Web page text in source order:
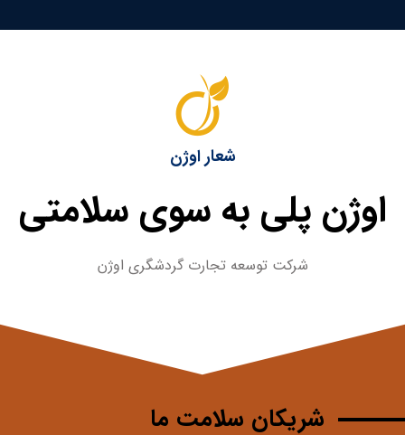
شعار اوژن
اوژن پلی به سوی سلامتی
شرکت توسعه تجارت گردشگری اوژن
شریکان سلامت ما